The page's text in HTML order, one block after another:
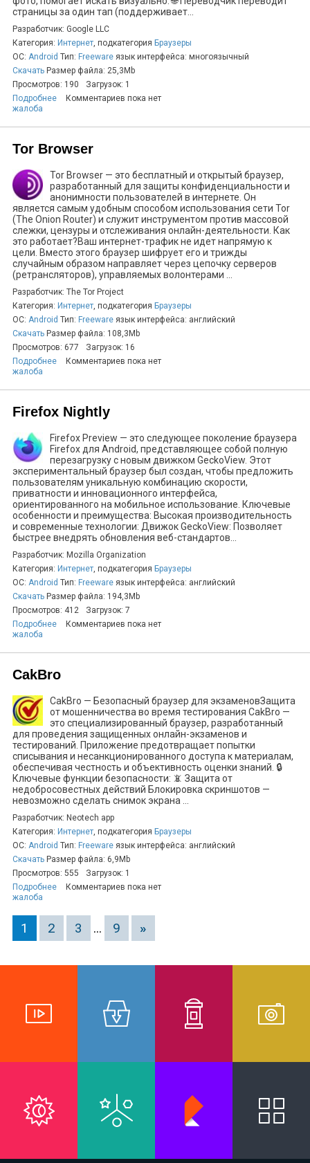
страницы за один тап (поддерживает...
Разработчик: Google LLC
Категория: Интернет, подкатегория Браузеры
ОС: Android Тип: Freeware язык интерфейса: многоязычный
Скачать Размер файла: 25,3Mb
Просмотров: 190
Загрузок: 1
Подробнее
Комментариев пока нет
жалоба
Tor Browser
Tor Browser — это бесплатный и открытый браузер,
разработанный для защиты конфиденциальности и
анонимности пользователей в интернете. Он
является самым удобным способом использования сети Tor
(The Onion Router) и служит инструментом против массовой
слежки, цензуры и отслеживания онлайн-деятельности. Как
это работает?Ваш интернет-трафик не идет напрямую к
цели. Вместо этого браузер шифрует его и трижды
случайным образом направляет через цепочку серверов
(ретрансляторов), управляемых волонтерами ...
Разработчик: The Tor Project
Категория: Интернет, подкатегория Браузеры
ОС: Android Тип: Freeware язык интерфейса: английский
Скачать Размер файла: 108,3Mb
Просмотров: 677
Загрузок: 16
Подробнее
Комментариев пока нет
жалоба
Firefox Nightly
Firefox Preview — это следующее поколение браузера
Firefox для Android, представляющее собой полную
перезагрузку с новым движком GeckoView. Этот
экспериментальный браузер был создан, чтобы предложить
пользователям уникальную комбинацию скорости,
приватности и инновационного интерфейса,
ориентированного на мобильное использование. Ключевые
особенности и преимущества: Высокая производительность
и современные технологии: Движок GeckoView: Позволяет
быстрее внедрять обновления веб-стандартов...
Разработчик: Mozilla Organization
Категория: Интернет, подкатегория Браузеры
ОС: Android Тип: Freeware язык интерфейса: английский
Скачать Размер файла: 194,3Mb
Просмотров: 412
Загрузок: 7
Подробнее
Комментариев пока нет
жалоба
CakBro
CakBro — Безопасный браузер для экзаменовЗащита
от мошенничества во время тестирования CakBro —
это специализированный браузер, разработанный
для проведения защищенных онлайн-экзаменов и
тестирований. Приложение предотвращает попытки
списывания и несанкционированного доступа к материалам,
обеспечивая честность и объективность оценки знаний. 🔒
Ключевые функции безопасности: 📵 Защита от
недобросовестных действий Блокировка скриншотов —
невозможно сделать снимок экрана ...
Разработчик: Neotech app
Категория: Интернет, подкатегория Браузеры
ОС: Android Тип: Freeware язык интерфейса: английский
Скачать Размер файла: 6,9Mb
Просмотров: 555
Загрузок: 1
Подробнее
Комментариев пока нет
жалоба
1 2 3 ... 9 »